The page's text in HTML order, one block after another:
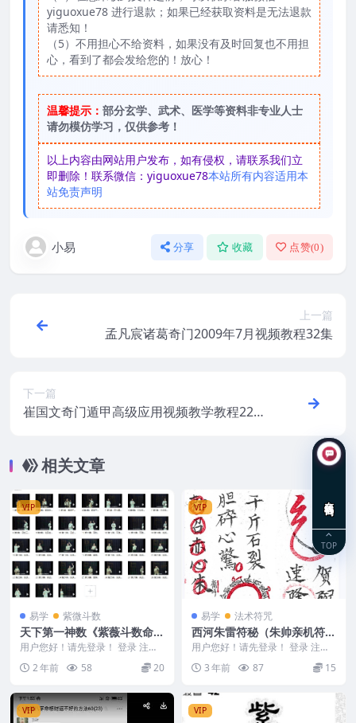
yiguoxue78 进行退款；如果已经获取资料是无法退款
请悉知！
（5）不用担心不给资料，如果没有及时回复也不用担
心，看到了都会发给您的！放心！
温馨提示： 部分玄学、武术、医学等资料非专业人士
请勿模仿学习，仅供参考！
以上内容由网站用户发布，如有侵权，请联系我们立
即删除！联系微信：yiguoxue78本站所有内容适用本
站免责声明
小易 分享 收藏 点赞(0)
上一篇
孟凡宸诸葛奇门2009年7月视频教程32集
下一篇
崔国文奇门遁甲高级应用视频教学教程22集
相关文章
VIP
易学 紫微斗数
天下第一神数《紫薇斗数命里
学》进阶篇，大量实战案例教
你预测方法技巧！
用户您好！请先登录！ 登录 注册
天下第一神数《紫薇斗数命里学》
进阶篇，大量实战...
2 年前 58 20
VIP
易学 法术符咒
西河朱雷符秘（朱帅亲机符
法）
用户您好！请先登录！ 登录 注册
西河朱雷符秘（朱帅亲机符法）.p
df 2312...
3 年前 87 15
VIP VIP
TOP